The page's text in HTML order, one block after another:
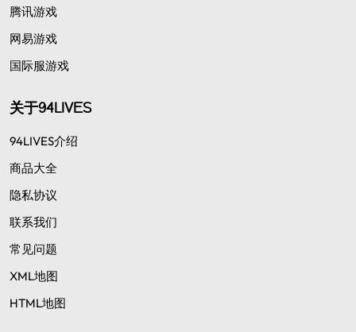
腾讯游戏
网易游戏
国际服游戏
关于94LIVES
94LIVES介绍
商品大全
隐私协议
联系我们
常见问题
XML地图
HTML地图